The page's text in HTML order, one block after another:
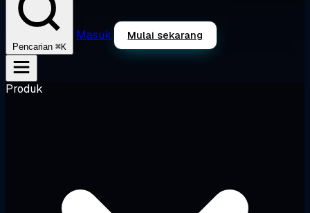
Pencarian ⌘K
Masuk Mulai sekarang
Produk